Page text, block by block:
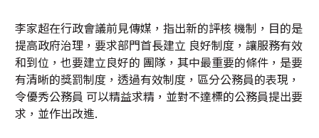
李家超在行政會議前見傳媒，指出新的評核 機制，目的是
提高政府治理，要求部門首長建立 良好制度，讓服務有效
和到位，也要建立良好的 團隊，其中最重要的條件，是要
有清晰的獎罰制度，透過有效制度，區分公務員的表現，
令優秀公務員 可以精益求精，並對不達標的公務員提出要
求，並作出改進.